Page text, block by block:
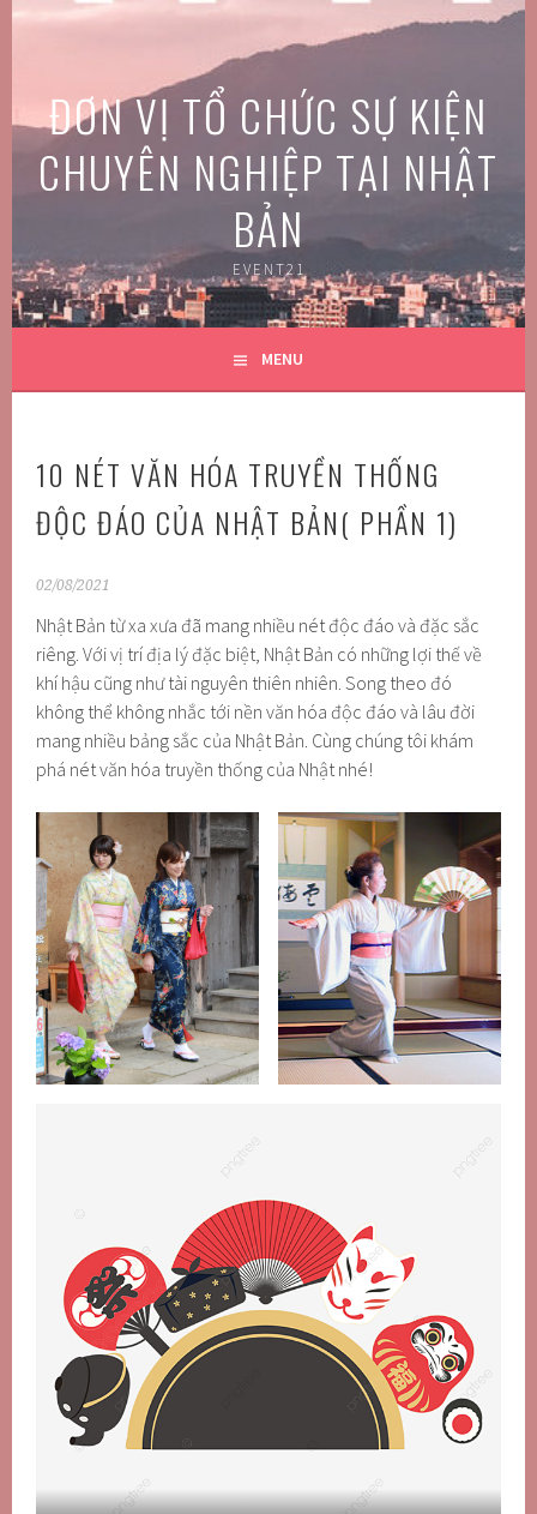
Skip
ĐƠN VỊ TỔ CHỨC SỰ KIỆN
CHUYÊN NGHIỆP TẠI NHẬT
BẢN
EVENT21
MENU
10 NÉT VĂN HÓA TRUYỀN THỐNG
ĐỘC ĐÁO CỦA NHẬT BẢN( PHẦN 1)
02/08/2021
Nhật Bản từ xa xưa đã mang nhiều nét độc đáo và đặc sắc
riêng. Với vị trí địa lý đặc biệt, Nhật Bản có những lợi thế về
khí hậu cũng như tài nguyên thiên nhiên. Song theo đó
không thể không nhắc tới nền văn hóa độc đáo và lâu đời
mang nhiều bảng sắc của Nhật Bản. Cùng chúng tôi khám
phá nét văn hóa truyền thống của Nhật nhé!